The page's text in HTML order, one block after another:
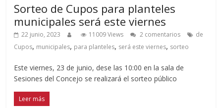
Sorteo de Cupos para planteles
municipales será este viernes
22 junio, 2023 11009 Views 2 comentarios
de
Cupos, municipales, para planteles, será este viernes, sorteo
Este viernes, 23 de junio, dese las 10:00 en la sala de
Sesiones del Concejo se realizará el sorteo público
Leer más